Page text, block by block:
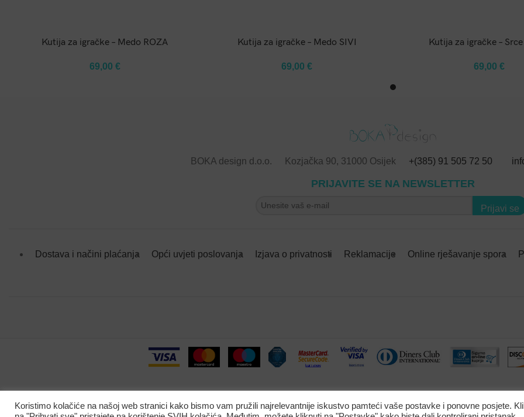
Kutija za igračke – Medo ROZA
69,00 €
Kutija za igračke – Medo SIVI
69,00€
Kutija za igračke –
69,00 €
BOKA design d.o.o. Kozjačka 90, 31000 Osijek +(385) 91 505 72 50
PRIJAVITE SE NA NEWSLETTER
Prijavi se
Dostava i načini plaćanja Opći uvjeti poslovanja Izjava o privatnosti Reklamacije Online rješavanje spora
Ugravirano ime na
Koristimo kolačiće na našoj web stranici kako bismo vam pružili najrelevantnije iskustvo pamteći vaše postavke i ponovne posjete.